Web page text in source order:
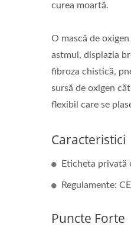
curea moartă.
O mască de
astmul, displazia
fibroza chistică,
sursă de oxigen
flexibil care se
Caracteristici
Eticheta privată
Regulamente:
Puncte Forte